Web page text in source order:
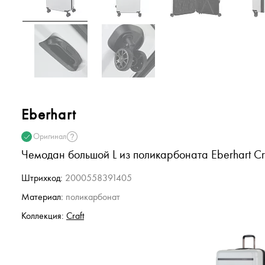
Eberhart
Оригинал
Чемодан большой L из поликарбоната Eberhart
Штрихкод: 2000558391405
Материал: поликарбонат
Коллекция: Craft